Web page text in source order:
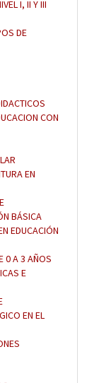
I, II Y III
DE
CON
EN
BÁSICA
EDUCACIÓN
0 A 3 AÑOS
E
EN EL